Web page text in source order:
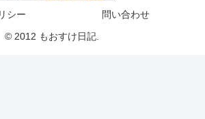
シー
問い合わせ
© 2012 もおすけ日記.